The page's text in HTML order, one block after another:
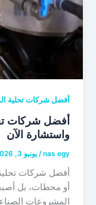
أفضل شركات تحلية
أفضل شركات
واستشارة الآن
nas egy
/يونيو 3, 2026
أفضل شركات
أو محطات، بل
المشروعات